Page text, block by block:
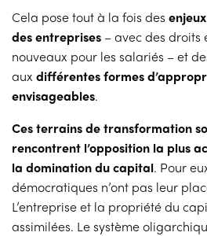
Cela pose tout à la fois des
des entreprises – avec des droits
nouveaux pour les salariés – et
auxdifférentes formes
envisageables.
Ces terrains de transformation
rencontrent l’opposition la plus
la domination du capital. Pour
démocratiques n’ont pas leur
L’entreprise et la propriété du
assimilées. Le système